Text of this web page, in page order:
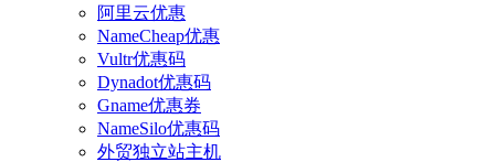
阿里云优惠
NameCheap优惠
Vultr优惠码
Dynadot优惠码
Gname优惠券
NameSilo优惠码
外贸独立站主机